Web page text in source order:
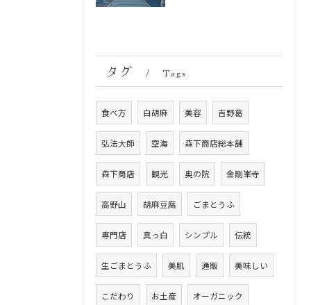
タグ Tags
食べ方 白胡麻 美容 吉野葛
弘法大師 空海 森下商店総本舗
森下商店 観光 奥の院 金剛峯寺
高野山 胡麻豆腐 ごまとうふ
専門店 真っ白 シンプル 伝統
生ごまとうふ 美肌 通販 美味しい
こだわり お土産 オーガニック